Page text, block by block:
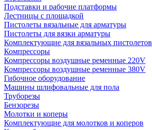
Подставки и рабочие платформы
Лестницы с площадкой
Пистолеты вязальные для арматуры
Пистолеты для вязки арматуры
Комплектующие для вязальных пистолетов
Компрессоры
Компрессоры воздушные ременные 220V
Компрессоры воздушные ременные 380V
Гибочное оборудование
Машины шлифовальные для пола
Труборезы
Бензорезы
Молотки и коперы
Комплектующие для молотков и коперов